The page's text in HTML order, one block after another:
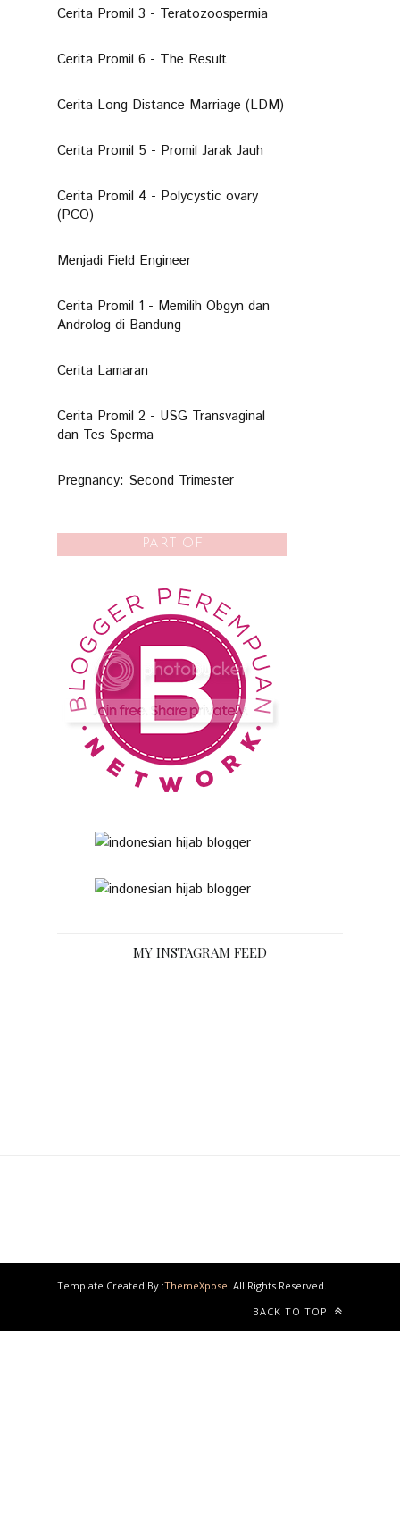
Cerita Promil 3 - Teratozoospermia
Cerita Promil 6 - The Result
Cerita Long Distance Marriage (LDM)
Cerita Promil 5 - Promil Jarak Jauh
Cerita Promil 4 - Polycystic ovary
(PCO)
Menjadi Field Engineer
Cerita Promil 1 - Memilih Obgyn dan
Androlog di Bandung
Cerita Lamaran
Cerita Promil 2 - USG Transvaginal
dan Tes Sperma
Pregnancy: Second Trimester
PART OF
MY INSTAGRAM FEED
Template Created By :ThemeXpose . All Rights Reserved.
BACK TO TOP